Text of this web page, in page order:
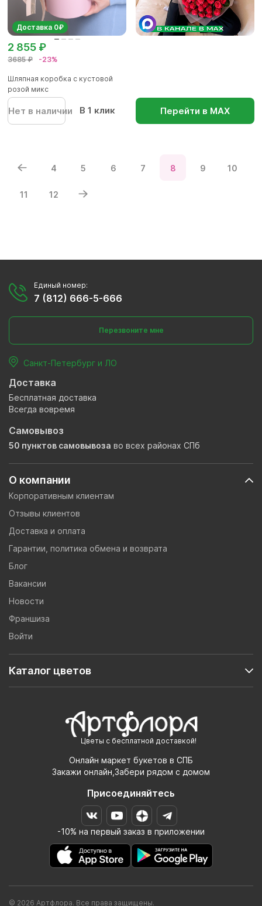
Доставка 0₽
3685 ₽ -23%
2 855 ₽
Шляпная коробка с кустовой
розой микс
Нет в наличии В 1 клик Перейти в МАХ
4 5 6 7 8 9 10
11 12
Цветы с бесплатной доставкой!
Онлайн маркет букетов в СПБ
Закажи онлайн,Забери рядом с домом
Присоединяйтесь
-10% на первый заказ в приложении
О компании
Корпоративным клиентам
Отзывы клиентов
Доставка и оплата
Гарантии, политика обмена и возврата
Блог
Вакансии
Новости
Франшиза
Войти
Каталог цветов
Единый номер:
7 (812) 666-5-666
Перезвоните мне
Санкт-Петербург и ЛО
Доставка
Бесплатная доставка
Всегда вовремя
Самовывоз
50 пунктов самовывоза во всех районах СПб
© 2026 Артфлора. Все права защищены.